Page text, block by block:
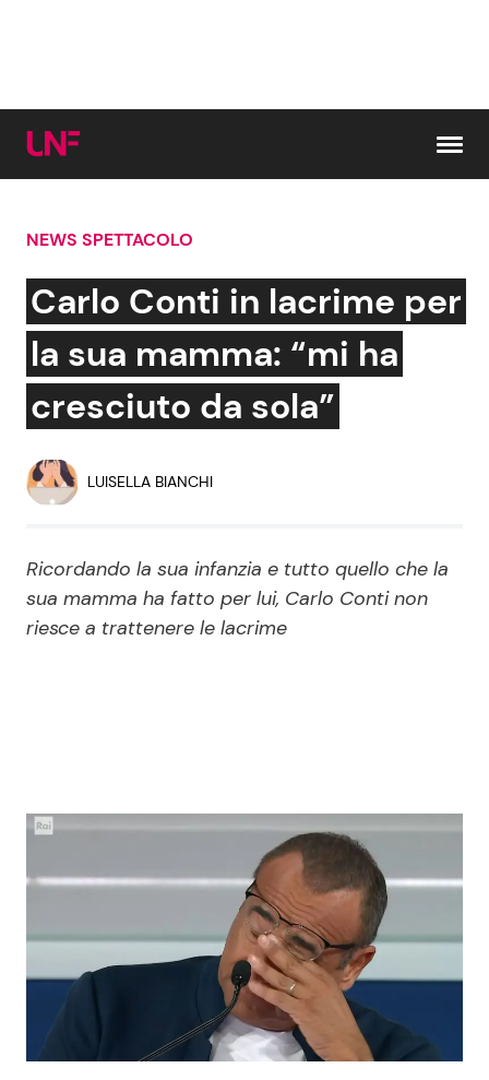
Cerca:
News e Cronaca
Attualità Italiana
Economia
Persone Scomparse
Politica
Gossip e TV
Bellezze VIP
Programmi TV
Reality e Talent
News Cinema
News Musica
News Spettacolo
News dal mondo
Benessere
Casa
Cucina e Ricette
Consigli di Cucina
NEWS SPETTACOLO
Carlo Conti in lacrime per
la sua mamma: “mi ha
cresciuto da sola”
LUISELLA BIANCHI
Ricordando la sua infanzia e tutto quello che la
sua mamma ha fatto per lui, Carlo Conti non
riesce a trattenere le lacrime